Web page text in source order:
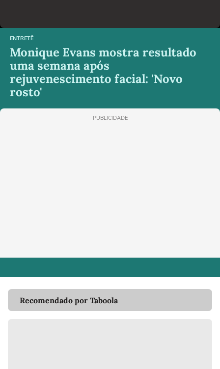
ENTRETÊ
Monique Evans mostra resultado
uma semana após
rejuvenescimento facial: 'Novo
rosto'
PUBLICIDADE
Recomendado por Taboola